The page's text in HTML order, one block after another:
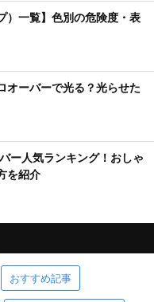
）一覧】色別の危険度・表
オーバーで光る？光らせた
ー人気ランキング！おしゃ
を紹介
おすすめ記事